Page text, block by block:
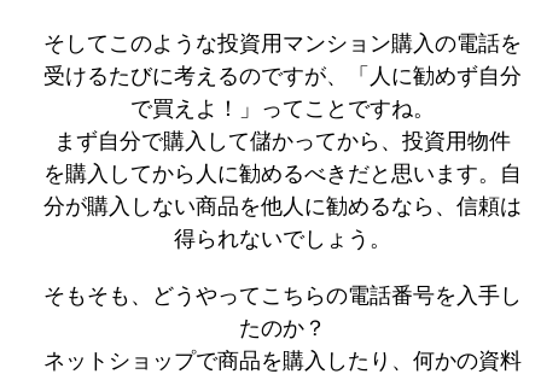
そしてこのような投資用マンション購入の電話を
受けるたびに考えるのですが、「人に勧めず自分
で買えよ！」ってことですね。
まず自分で購入して儲かってから、投資用物件
を購入してから人に勧めるべきだと思います。自
分が購入しない商品を他人に勧めるなら、信頼は
得られないでしょう。
そもそも、どうやってこちらの電話番号を入手し
たのか？
ネットショップで商品を購入したり、何かの資料